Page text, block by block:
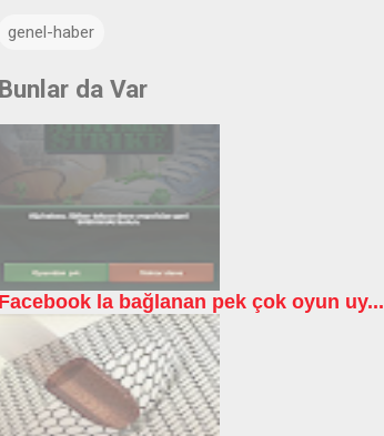
genel-haber
Bunlar da Var
Facebook la bağlanan pek çok oyun uy...